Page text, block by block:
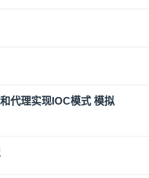
代理实现IOC模式 模拟